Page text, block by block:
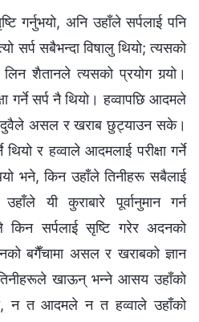
गर्नुभयो, अनि उहाँले सर्पलाई पनि
सर्प सबैभन्दा विषालु थियो; त्यसको
शैतानले त्यसको प्रयोग गर्‍यो।
गर्ने सर्प नै थियो। हव्‍वापछि आदमले
दुवैले असल र खराब छुट्याउन सके।
थियो र हव्‍वाले आदमलाई परीक्षा गर्ने
भने, किन उहाँले तिनीहरू सबैलाई
यी कुराबारे पूर्वानुमान गर्न
सर्पलाई सृष्टि गरेर अदनको
बगैँचामा असल र खराबको ज्ञान
खाऊन् भन्‍ने आसय उहाँको
न त आदमले न त हव्‍वाले उहाँको